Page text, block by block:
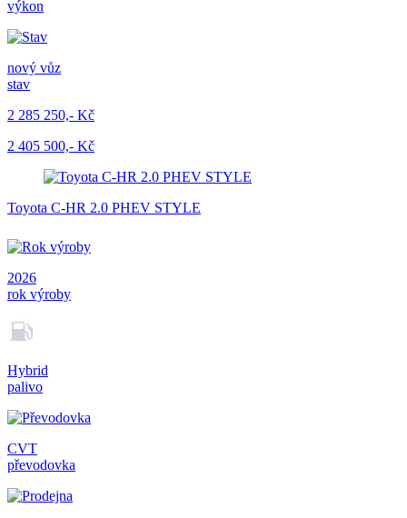
výkon
nový vůz
stav
2 285 250,- Kč
2 405 500,- Kč
Toyota C-HR 2.0 PHEV STYLE
2026
rok výroby
Hybrid
palivo
CVT
převodovka